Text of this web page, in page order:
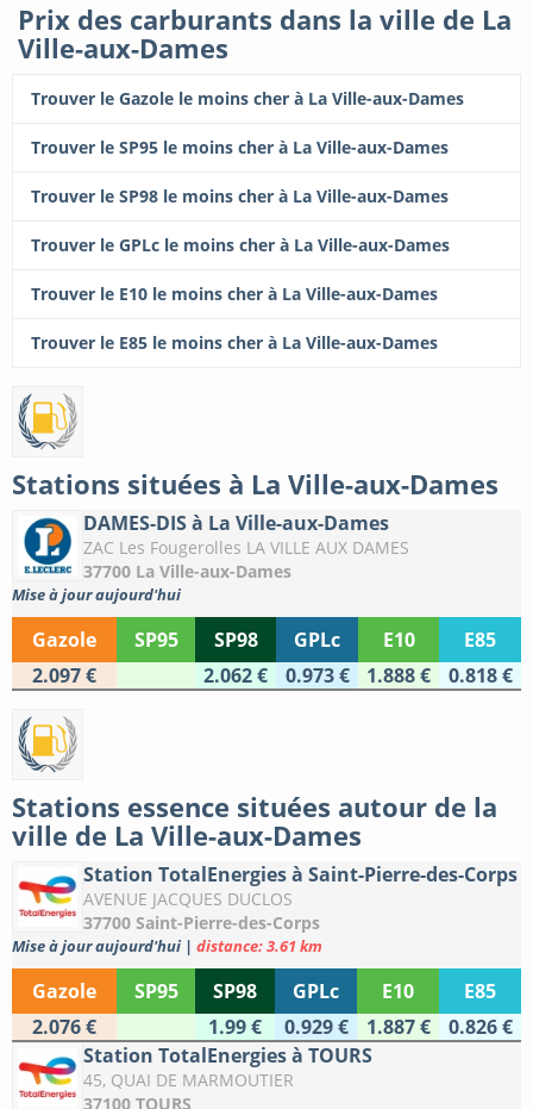
Prix des carburants dans la ville de La
Ville-aux-Dames
Trouver le Gazole le moins cher à La Ville-aux-Dames
Trouver le SP95 le moins cher à La Ville-aux-Dames
Trouver le SP98 le moins cher à La Ville-aux-Dames
Trouver le GPLc le moins cher à La Ville-aux-Dames
Trouver le E10 le moins cher à La Ville-aux-Dames
Trouver le E85 le moins cher à La Ville-aux-Dames
Stations situées à La Ville-aux-Dames
DAMES-DIS à La Ville-aux-Dames
ZAC Les Fougerolles LA VILLE AUX DAMES
37700 La Ville-aux-Dames
Mise à jour aujourd'hui
Gazole SP95 SP98 GPLc E10
E85
2.097 €
2.062 € 0.973 € 1.888 € 0.818 €
Stations essence situées autour de la
ville de La Ville-aux-Dames
Station TotalEnergies à Saint-Pierre-des-Corps
AVENUE JACQUES DUCLOS
37700 Saint-Pierre-des-Corps
Mise à jour aujourd'hui | distance: 3.61 km
Gazole SP95 SP98 GPLc E10
E85
2.076 €
1.99 € 0.929 € 1.887 €
0.826 €
Station TotalEnergies à TOURS
45, QUAI DE MARMOUTIER
37100 TOURS